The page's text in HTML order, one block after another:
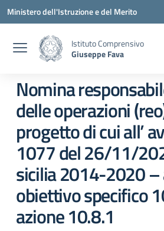
Vai ai contenuti
Vai al menu di navigazione
Vai al footer
Ministero dell'Istruzione e del Merito
Istituto Comprensivo
Giuseppe Fava
Nomina
delle operazioni
progetto di cui all’
1077 del 26/11/
sicilia 2014-2020 –
obiettivo specifico
azione 10.8.1